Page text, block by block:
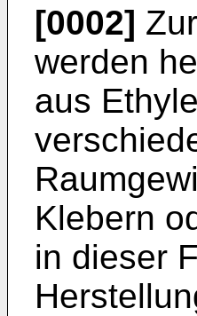
[0002]
werden
aus
Klebern
in dieser